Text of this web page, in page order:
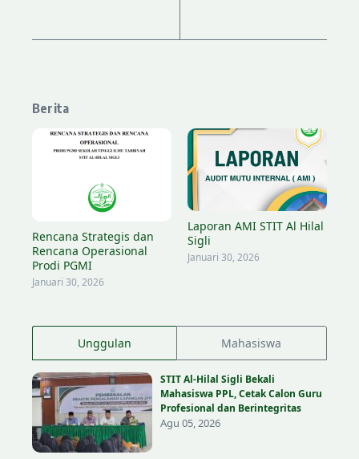
Berita
Rencana Strategis dan
Rencana Operasional
Prodi PGMI
Januari 30, 2026
Laporan AMI STIT Al Hilal
Sigli
Januari 30, 2026
Unggulan Mahasiswa
STIT Al-Hilal Sigli Bekali
Mahasiswa PPL, Cetak Calon Guru
Profesional dan Berintegritas
Agu 05, 2026